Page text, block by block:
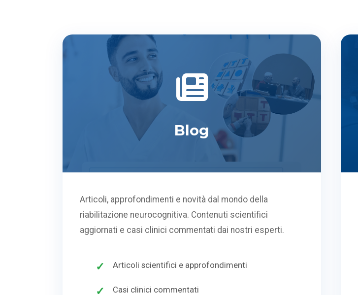
Blog
Articoli, approfondimenti e novità dal mondo della
riabilitazione neurocognitiva. Contenuti scientifici
aggiornati e casi clinici commentati dai nostri esperti.
Articoli scientifici e approfondimenti
Casi clinici commentati